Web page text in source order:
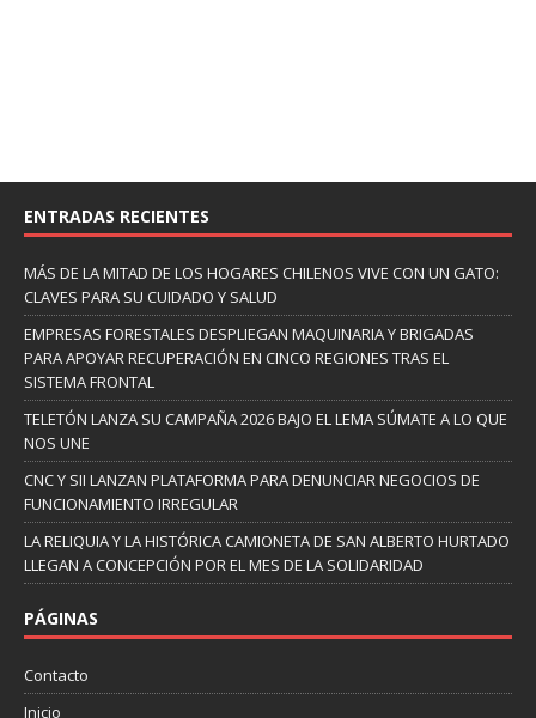
ENTRADAS RECIENTES
MÁS DE LA MITAD DE LOS HOGARES CHILENOS VIVE CON UN GATO:
CLAVES PARA SU CUIDADO Y SALUD
EMPRESAS FORESTALES DESPLIEGAN MAQUINARIA Y BRIGADAS
PARA APOYAR RECUPERACIÓN EN CINCO REGIONES TRAS EL
SISTEMA FRONTAL
TELETÓN LANZA SU CAMPAÑA 2026 BAJO EL LEMA SÚMATE A LO QUE
NOS UNE
CNC Y SII LANZAN PLATAFORMA PARA DENUNCIAR NEGOCIOS DE
FUNCIONAMIENTO IRREGULAR
LA RELIQUIA Y LA HISTÓRICA CAMIONETA DE SAN ALBERTO HURTADO
LLEGAN A CONCEPCIÓN POR EL MES DE LA SOLIDARIDAD
PÁGINAS
Contacto
Inicio